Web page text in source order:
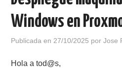
ACERCA DE
Windows en
Publicada en 27/10/2025 porJose
Hola a tod@s,